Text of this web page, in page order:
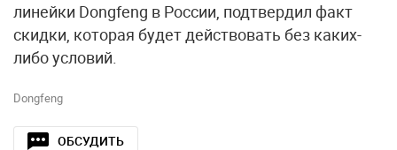
линейки Dongfeng в России, подтвердил факт
скидки, которая будет действовать без каких-
либо условий.
Dongfeng
ОБСУДИТЬ